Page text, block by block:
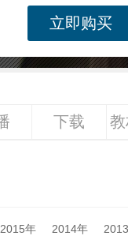
立即购买
下载
2015年 2014年